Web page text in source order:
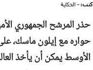
كتب:- الحكاية
حذر المرشح الجمهوري
حواره مع إيلون ماسك،
الأوسط يمكن أن يأخذ